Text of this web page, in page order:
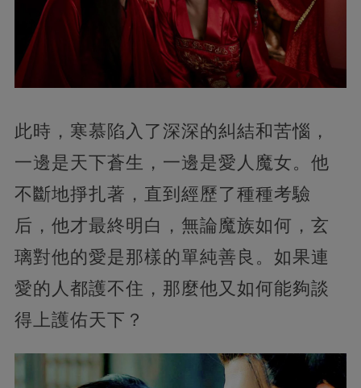
此時，寒慕陷入了深深的糾結和苦惱，
一邊是天下蒼生，一邊是愛人魔女。他
不斷地掙扎著，直到經歷了種種考驗
后，他才最終明白，無論魔族如何，玄
璃對他的愛是那樣的單純善良。如果連
愛的人都護不住，那麼他又如何能夠談
得上護佑天下？